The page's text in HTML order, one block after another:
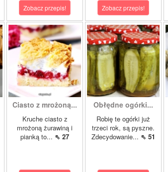
Zobacz przepis! Zobacz przepis!
Ciasto z mrożoną...
Kruche ciasto z
mrożoną żurawiną i
pianką to... ⇖ 27
Obłędne ogórki...
Robię te ogórki już
trzeci rok, są pyszne.
Zdecydowanie... ⇖ 51